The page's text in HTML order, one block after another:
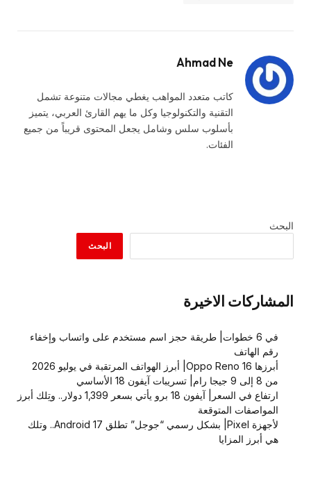
Ahmad Ne
كاتب متعدد المواهب يغطي مجالات متنوعة تشمل
التقنية والتكنولوجيا وكل ما يهم القارئ العربي، يتميز
بأسلوب سلس وشامل يجعل المحتوى قريباً من جميع
الفئات.
البحث
البحث
المشاركات الاخيرة
في 6 خطوات| طريقة حجز اسم مستخدم على واتساب وإخفاء
رقم الهاتف
أبرزها Oppo Reno 16| أبرز الهواتف المرتقبة في يوليو 2026
من 8 إلى 9 جيجا رام| تسريبات آيفون 18 الأساسي
ارتفاع في السعر| آيفون 18 برو يأتي بسعر 1,399 دولار.. وتِلك أبرز
المواصفات المتوقعة
لأجهزة Pixel| بشكل رسمي “جوجل” تطلق Android 17.. وتلك
هي أبرز المزايا